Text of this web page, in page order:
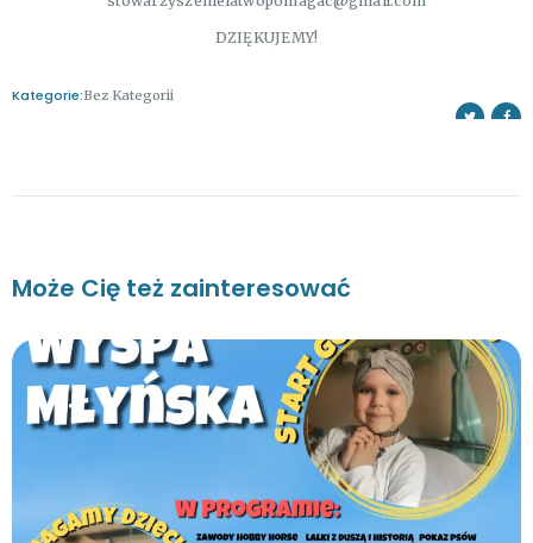
DZIĘKUJEMY!
Kategorie:Bez Kategorii
Może Cię też zainteresować